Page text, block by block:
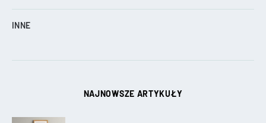
INNE
NAJNOWSZE ARTYKUŁY